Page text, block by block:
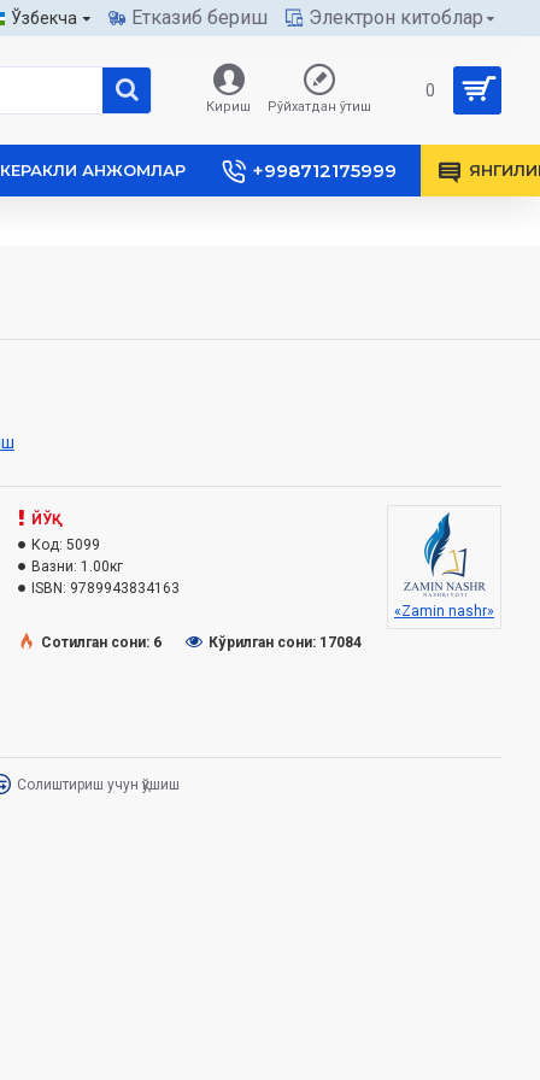
Ўзбекча Етказиб бериш Электрон китоблар
Кириш Рўйхатдан ўтиш
0
КЕРАКЛИ АНЖОМЛАР +998712175999
ЙЎҚ
Код: 5099
Вазни: 1.00кг
ISBN: 9789943834163
«Zamin nashr»
Сотилган сони: 6
Кўрилган сони: 17084
Солиштириш учун қўшиш